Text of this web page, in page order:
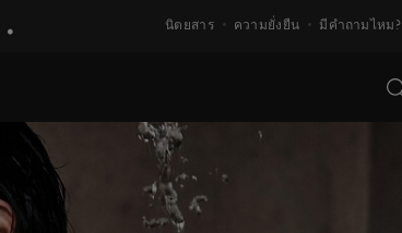
นิตยสาร ความยั่งยืน มีคำถามไหม?